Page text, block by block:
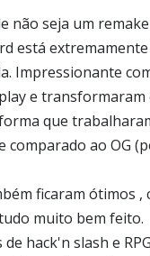
não seja um
está
Impressionante
e transformaram
que
comparado ao OG
ficaram ótimos ,
muito bem feito.
hack'n slash e